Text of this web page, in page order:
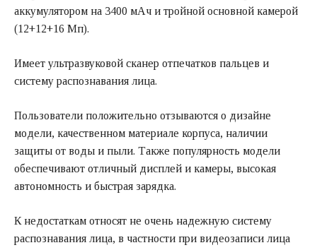
аккумулятором на 3400 мАч и тройной основной камерой
(12+12+16 Мп).
Имеет ультразвуковой сканер отпечатков пальцев и
систему распознавания лица.
Пользователи положительно отзываются о дизайне
модели, качественном материале корпуса, наличии
защиты от воды и пыли. Также популярность модели
обеспечивают отличный дисплей и камеры, высокая
автономность и быстрая зарядка.
К недостаткам относят не очень надежную систему
распознавания лица, в частности при видеозаписи лица